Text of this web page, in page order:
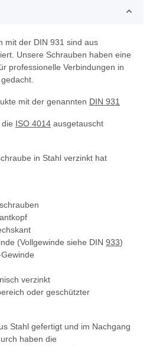
mit der DIN 931 sind aus
Unsere Schrauben haben eine
professionelle Verbindungen in
mit der genannten DIN 931
ISO 4014 ausgetauscht
in Stahl verzinkt hat
(Vollgewinde siehe DIN 933)
verzinkt
oder geschützter
Stahl gefertigt und im Nachgang
haben die